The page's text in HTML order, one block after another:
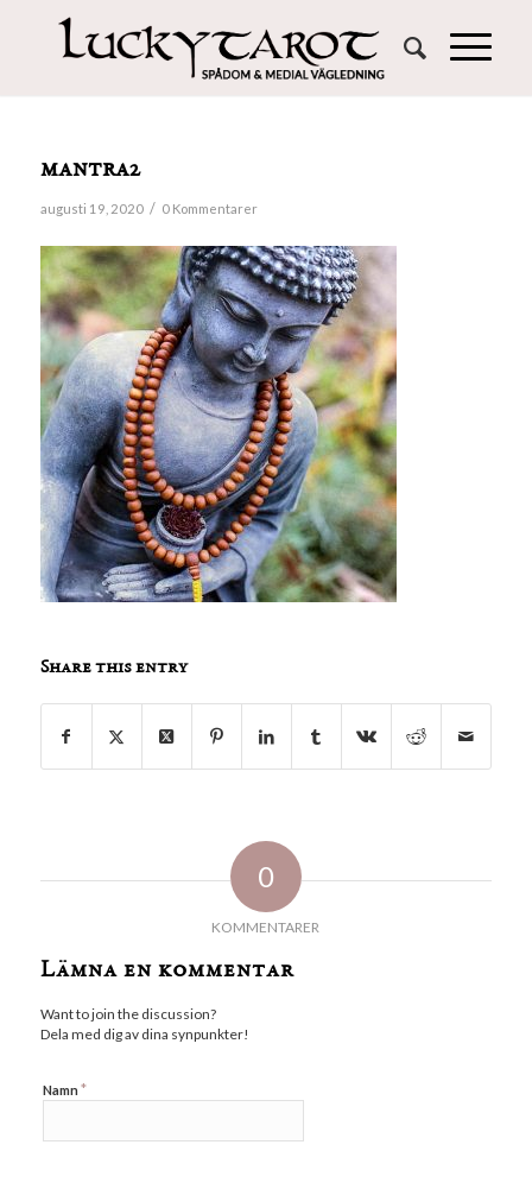
mantra2
augusti 19, 2020 / 0 Kommentarer
Share this entry
0
KOMMENTARER
Lämna en kommentar
Want to join the discussion?
Dela med dig av dina synpunkter!
Namn *